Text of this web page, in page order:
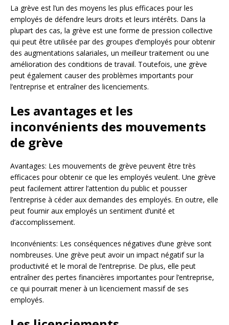
La grève est l’un des moyens les plus efficaces pour les
employés de défendre leurs droits et leurs intérêts. Dans la
plupart des cas, la grève est une forme de pression collective
qui peut être utilisée par des groupes d’employés pour obtenir
des augmentations salariales, un meilleur traitement ou une
amélioration des conditions de travail. Toutefois, une grève
peut également causer des problèmes importants pour
l’entreprise et entraîner des licenciements.
Les avantages et les
inconvénients des mouvements
de grève
Avantages: Les mouvements de grève peuvent être très
efficaces pour obtenir ce que les employés veulent. Une grève
peut facilement attirer l’attention du public et pousser
l’entreprise à céder aux demandes des employés. En outre, elle
peut fournir aux employés un sentiment d’unité et
d’accomplissement.
Inconvénients: Les conséquences négatives d’une grève sont
nombreuses. Une grève peut avoir un impact négatif sur la
productivité et le moral de l’entreprise. De plus, elle peut
entraîner des pertes financières importantes pour l’entreprise,
ce qui pourrait mener à un licenciement massif de ses
employés.